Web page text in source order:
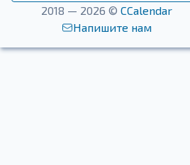
2018 — 2026 © CCalendar
Напишите нам